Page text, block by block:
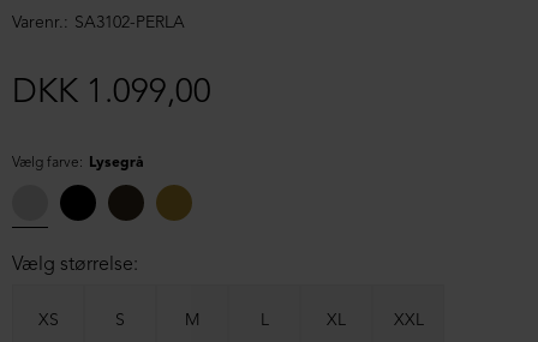
Varenr. SA3102-PERLA
DKK 1.099,00
Vælg farve: Lysegrå
Vælg størrelse:
XS S M L XL XXL